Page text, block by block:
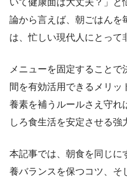
論から言えば、朝ごはんを
は、忙しい現代人にとって
メニューを固定すること
間を有効活用できるメリ
養素を補うルールさえ守れ
しろ食生活を安定させる強
本記事では、朝食を同じに
養バランスを保つコツ、そ